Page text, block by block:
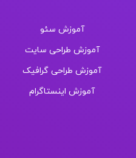
آموزش سئو
آموزش طراحی سایت
آموزش طراحی گرافیک
آموزش اینستاگرام